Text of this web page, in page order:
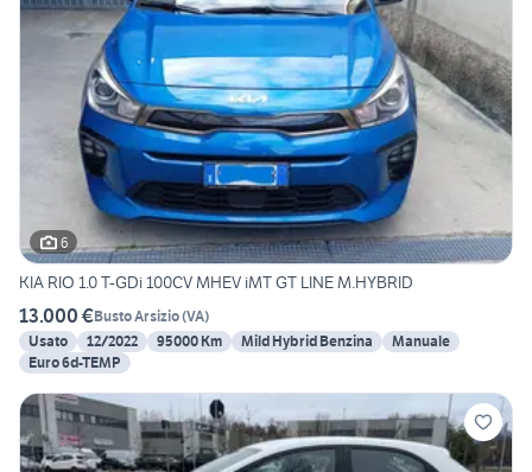
6
KIA RIO 1.0 T-GDi 100CV MHEV iMT GT LINE M.HYBRID
13.000 €Busto Arsizio(VA)
Usato
12/2022 95000 Km Mild Hybrid Benzina
Manuale
Euro 6d-TEMP